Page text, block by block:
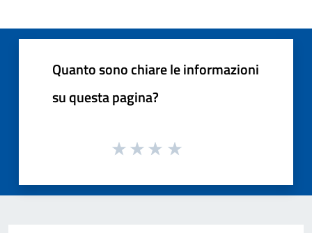
Quanto sono chiare le informazioni
su questa pagina?